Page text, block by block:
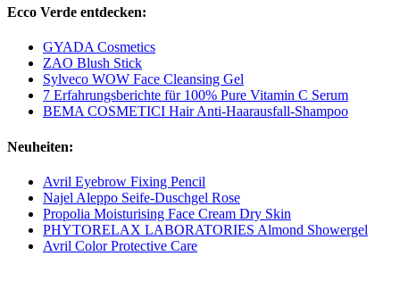
Ecco Verde entdecken:
GYADA Cosmetics
ZAO Blush Stick
Sylveco WOW Face Cleansing Gel
7 Erfahrungsberichte für 100% Pure Vitamin C Serum
BEMA COSMETICI Hair Anti-Haarausfall-Shampoo
Neuheiten:
Avril Eyebrow Fixing Pencil
Najel Aleppo Seife-Duschgel Rose
Propolia Moisturising Face Cream Dry Skin
PHYTORELAX LABORATORIES Almond Showergel
Avril Color Protective Care